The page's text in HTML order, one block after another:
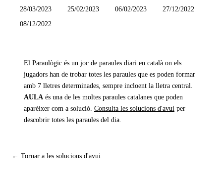
28/03/2023
25/02/2023 06/02/2023
27/12/2022
08/12/2022
El Paraulògic és un joc de paraules diari en català on els
jugadors han de trobar totes les paraules que es poden formar
amb 7 lletres determinades, sempre incloent la lletra central.
AULA és una de les moltes paraules catalanes que poden
aparèixer com a solució. Consulta les solucions d'avui per
descobrir totes les paraules del dia.
← Tornar a les solucions d'avui